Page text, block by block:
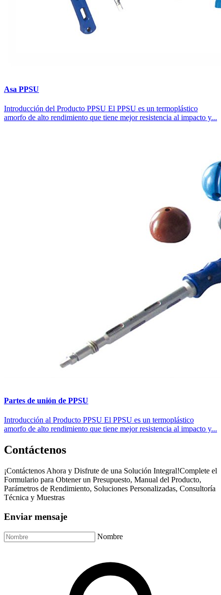
Asa PPSU
Introducción del Producto PPSU El PPSU es un termoplástico
amorfo de alto rendimiento que tiene mejor resistencia al impacto y...
Partes de unión de PPSU
Introducción al Producto PPSU El PPSU es un termoplástico
amorfo de alto rendimiento que tiene mejor resistencia al impacto y...
Contáctenos
¡Contáctenos Ahora y Disfrute de una Solución Integral!Complete el
Formulario para Obtener un Presupuesto, Manual del Producto,
Parámetros de Rendimiento, Soluciones Personalizadas, Consultoría
Técnica y Muestras
Enviar mensaje
Nombre